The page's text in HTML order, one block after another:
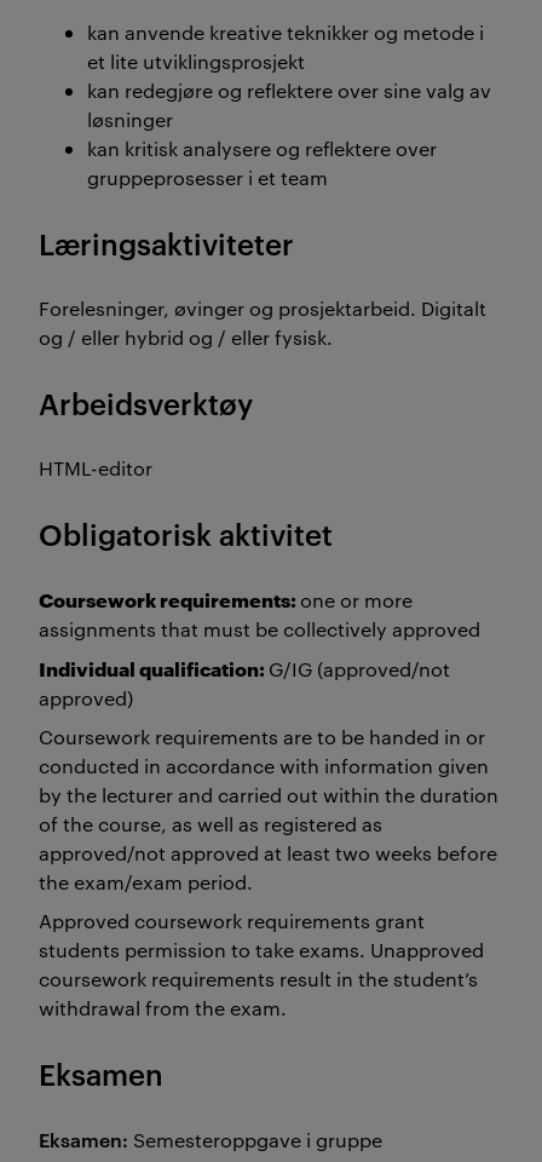
kan anvende kreative teknikker og metode i
et lite utviklingsprosjekt
kan redegjøre og reflektere over sine valg av
løsninger
kan kritisk analysere og reflektere over
gruppeprosesser i et team
Læringsaktiviteter
Forelesninger, øvinger og prosjektarbeid. Digitalt
og / eller hybrid og / eller fysisk.
Arbeidsverktøy
HTML-editor
Obligatorisk aktivitet
Coursework requirements: one or more
assignments that must be collectively approved
Individual qualification: G/IG (approved/not
approved)
Coursework requirements are to be handed in or
conducted in accordance with information given
by the lecturer and carried out within the duration
of the course, as well as registered as
approved/not approved at least two weeks before
the exam/exam period.
Approved coursework requirements grant
students permission to take exams. Unapproved
coursework requirements result in the student’s
withdrawal from the exam.
Eksamen
Eksamen: Semesteroppgave i gruppe